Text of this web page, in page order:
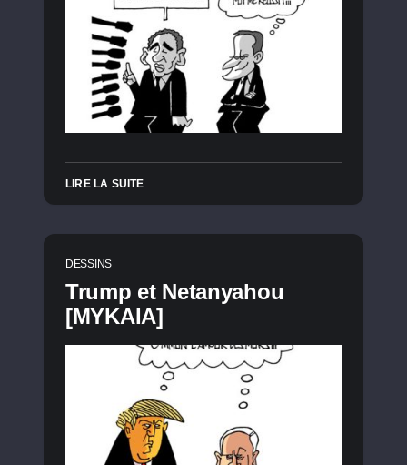
LIRE LA SUITE
DESSINS
Trump et Netanyahou
[MYKAIA]